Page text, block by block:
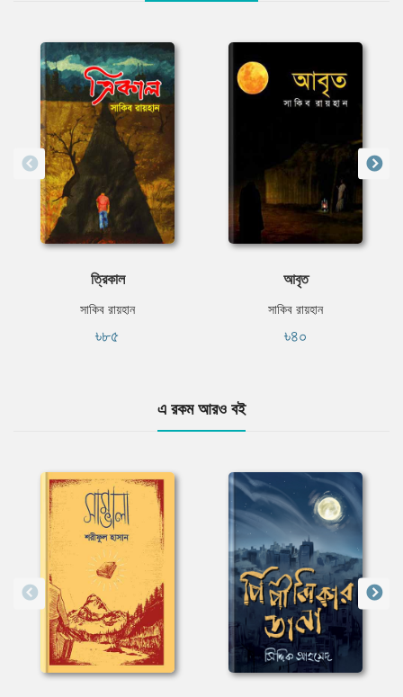
ত্রিকাল
সাকিব রায়হান
৳৮৫
আবৃত
সাকিব রায়হান
৳৪০
এ রকম আরও বই